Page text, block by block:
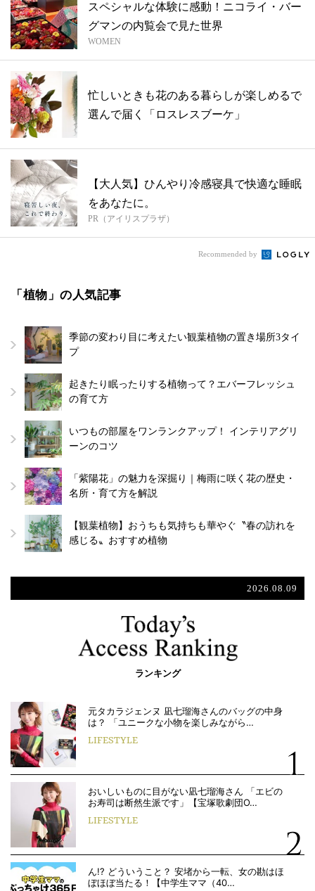
スペシャルな体験に感動！ニコライ・バー
グマンの内覧会で見た世界
WOMEN
忙しいときも花のある暮らしが楽しめるで
選んで届く「ロスレスブーケ」
【大人気】ひんやり冷感寝具で快適な睡眠
をあなたに。
PR（アイリスプラザ）
Recommended by
「植物」の人気記事
季節の変わり目に考えたい観葉植物の置き場所3タイ
プ
起きたり眠ったりする植物って？エバーフレッシュ
の育て方
いつもの部屋をワンランクアップ！ インテリアグリ
ーンのコツ
「紫陽花」の魅力を深掘り｜梅雨に咲く花の歴史・
名所・育て方を解説
【観葉植物】おうちも気持ちも華やぐ〝春の訪れを
感じる〟おすすめ植物
2026.08.09
ランキング
元タカラジェンヌ 凪七瑠海さんのバッグの中身
は？ 「ユニークな小物を楽しみながら…
LIFESTYLE
おいしいものに目がない凪七瑠海さん 「エビの
お寿司は断然生派です」【宝塚歌劇団O…
LIFESTYLE
ん!? どういうこと？ 安堵から一転、女の勘はほ
ぼほぼ当たる！【中学生ママ（40…